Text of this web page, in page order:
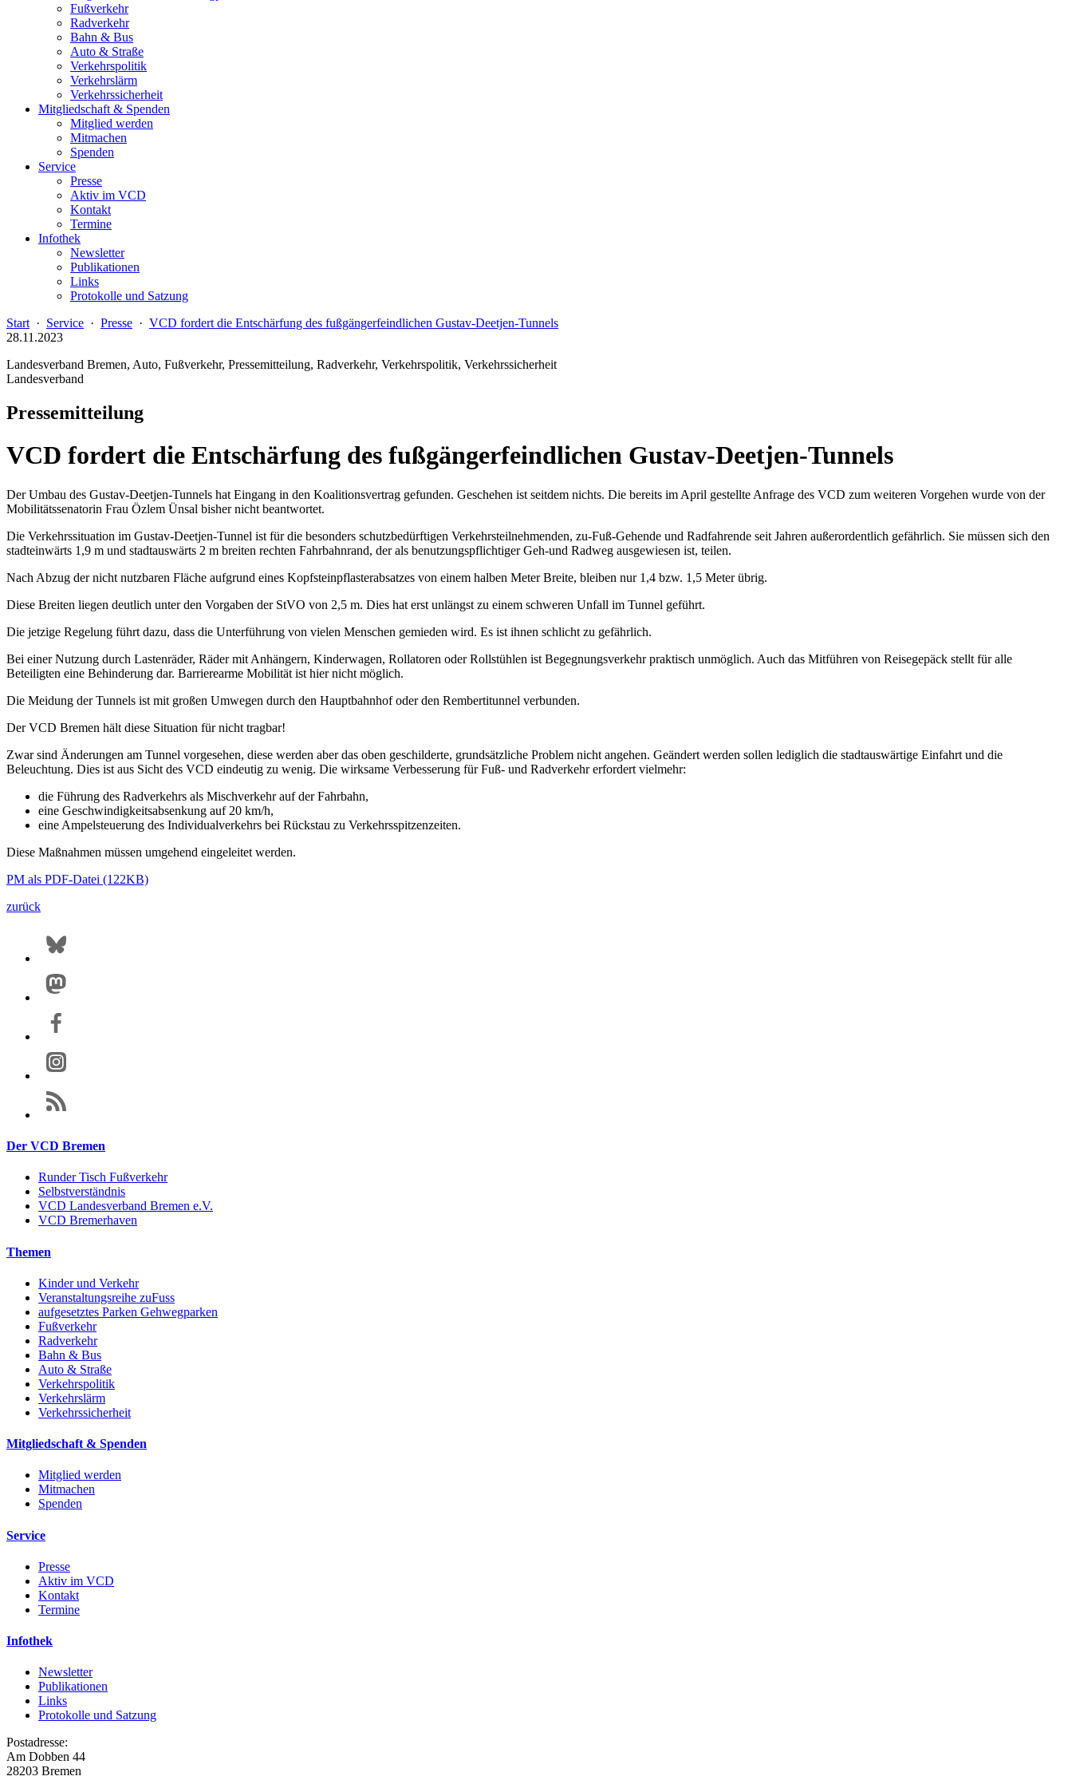
Fußverkehr
Radverkehr
Bahn & Bus
Auto & Straße
Verkehrspolitik
Verkehrslärm
Verkehrssicherheit
Mitgliedschaft & Spenden
Mitglied werden
Mitmachen
Spenden
Service
Presse
Aktiv im VCD
Kontakt
Termine
Infothek
Newsletter
Publikationen
Links
Protokolle und Satzung
Start · Service · Presse · VCD fordert die Entschärfung des fußgängerfeindlichen Gustav-Deetjen-Tunnels
28.11.2023
Landesverband Bremen, Auto, Fußverkehr, Pressemitteilung, Radverkehr, Verkehrspolitik, Verkehrssicherheit
Landesverband
Pressemitteilung
VCD fordert die Entschärfung des fußgängerfeindlichen Gustav-Deetjen-Tunnels
Der Umbau des Gustav-Deetjen-Tunnels hat Eingang in den Koalitionsvertrag gefunden. Geschehen ist seitdem nichts. Die bereits im April gestellte Anfrage des VCD zum weiteren Vorgehen wurde von der
Mobilitätssenatorin Frau Özlem Ünsal bisher nicht beantwortet.
Die Verkehrssituation im Gustav-Deetjen-Tunnel ist für die besonders schutzbedürftigen Verkehrsteilnehmenden, zu-Fuß-Gehende und Radfahrende seit Jahren außerordentlich gefährlich. Sie müssen sich den
stadteinwärts 1,9 m und stadtauswärts 2 m breiten rechten Fahrbahnrand, der als benutzungspflichtiger Geh-und Radweg ausgewiesen ist, teilen.
Nach Abzug der nicht nutzbaren Fläche aufgrund eines Kopfsteinpflasterabsatzes von einem halben Meter Breite, bleiben nur 1,4 bzw. 1,5 Meter übrig.
Diese Breiten liegen deutlich unter den Vorgaben der StVO von 2,5 m. Dies hat erst unlängst zu einem schweren Unfall im Tunnel geführt.
Die jetzige Regelung führt dazu, dass die Unterführung von vielen Menschen gemieden wird. Es ist ihnen schlicht zu gefährlich.
Bei einer Nutzung durch Lastenräder, Räder mit Anhängern, Kinderwagen, Rollatoren oder Rollstühlen ist Begegnungsverkehr praktisch unmöglich. Auch das Mitführen von Reisegepäck stellt für alle
Beteiligten eine Behinderung dar. Barrierearme Mobilität ist hier nicht möglich.
Die Meidung der Tunnels ist mit großen Umwegen durch den Hauptbahnhof oder den Rembertitunnel verbunden.
Der VCD Bremen hält diese Situation für nicht tragbar!
Zwar sind Änderungen am Tunnel vorgesehen, diese werden aber das oben geschilderte, grundsätzliche Problem nicht angehen. Geändert werden sollen lediglich die stadtauswärtige Einfahrt und die
Beleuchtung. Dies ist aus Sicht des VCD eindeutig zu wenig. Die wirksame Verbesserung für Fuß- und Radverkehr erfordert vielmehr:
die Führung des Radverkehrs als Mischverkehr auf der Fahrbahn,
eine Geschwindigkeitsabsenkung auf 20 km/h,
eine Ampelsteuerung des Individualverkehrs bei Rückstau zu Verkehrsspitzenzeiten.
Diese Maßnahmen müssen umgehend eingeleitet werden.
PM als PDF-Datei (122KB)
zurück
Der VCD Bremen
Runder Tisch Fußverkehr
Selbstverständnis
VCD Landesverband Bremen e.V.
VCD Bremerhaven
Themen
Kinder und Verkehr
Veranstaltungsreihe zuFuss
aufgesetztes Parken Gehwegparken
Fußverkehr
Radverkehr
Bahn & Bus
Auto & Straße
Verkehrspolitik
Verkehrslärm
Verkehrssicherheit
Mitgliedschaft & Spenden
Mitglied werden
Mitmachen
Spenden
Service
Presse
Aktiv im VCD
Kontakt
Termine
Infothek
Newsletter
Publikationen
Links
Protokolle und Satzung
Postadresse:
Am Dobben 44
28203 Bremen